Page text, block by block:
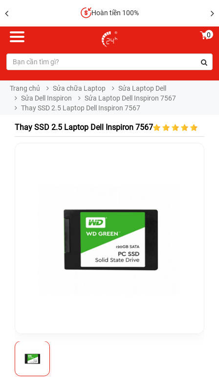
Hoàn tiền 100%
0
Trang chủ Sửa chữa Laptop
Sửa Laptop Dell
Sửa Dell Inspiron
Sửa Laptop Dell Inspiron 7567
Thay SSD 2.5 Laptop Dell Inspiron 7567
Thay SSD 2.5 Laptop Dell Inspiron 7567